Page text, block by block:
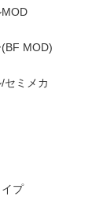
MOD)
セミメカ
プ